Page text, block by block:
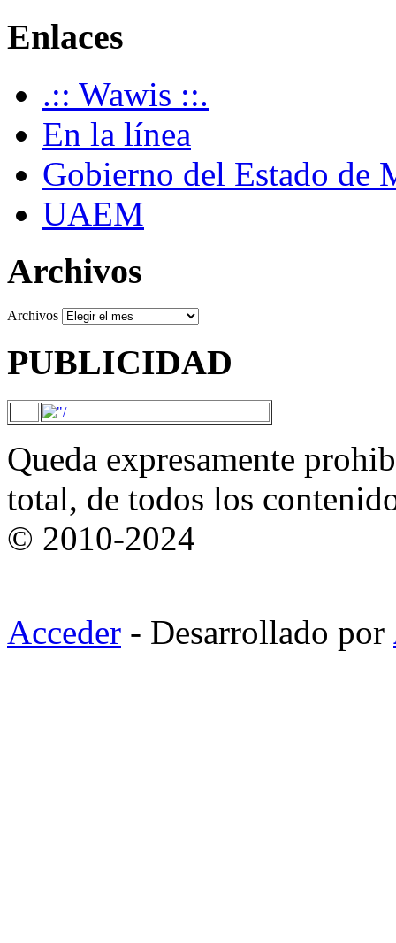
Enlaces
.:: Wawis ::.
En la línea
Gobierno del Estado de
UAEM
Archivos
Archivos
PUBLICIDAD
Queda expresamente
total, de todos los
© 2010-2024
Acceder - Desarrollado por